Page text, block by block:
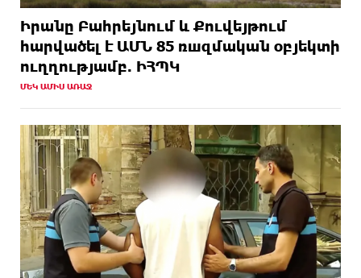
Իրանը Բահրեյնում և Քուվեյթում
hարվածել է ԱՄՆ 85 ռшզմական օբյեկտի
ուղղությամբ. ԻՀՊԿ
ՄԵԿ ԱՄԻՍ ԱՌԱՋ